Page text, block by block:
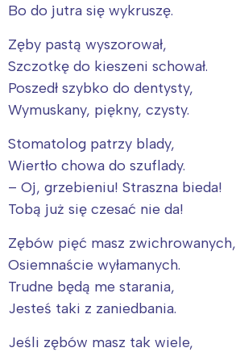
Bo do jutra się wykruszę.
Zęby pastą wyszorował,
Szczotkę do kieszeni schował.
Poszedł szybko do dentysty,
Wymuskany, piękny, czysty.
Stomatolog patrzy blady,
Wiertło chowa do szuflady.
– Oj, grzebieniu! Straszna bieda!
Tobą już się czesać nie da!
Zębów pięć masz zwichrowanych,
Osiemnaście wyłamanych.
Trudne będą me starania,
Jesteś taki z zaniedbania.
Jeśli zębów masz tak wiele,